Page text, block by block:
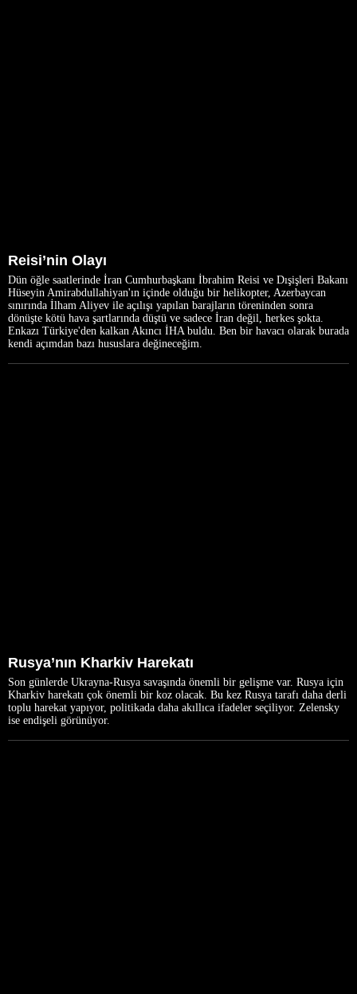
Reisi’nin Olayı
Dün öğle saatlerinde İran Cumhurbaşkanı İbrahim Reisi ve Dışişleri Bakanı
Hüseyin Amirabdullahiyan'ın içinde olduğu bir helikopter, Azerbaycan
sınırında İlham Aliyev ile açılışı yapılan barajların töreninden sonra
dönüşte kötü hava şartlarında düştü ve sadece İran değil, herkes şokta.
Enkazı Türkiye'den kalkan Akıncı İHA buldu. Ben bir havacı olarak burada
kendi açımdan bazı hususlara değineceğim.
Rusya’nın Kharkiv Harekatı
Son günlerde Ukrayna-Rusya savaşında önemli bir gelişme var. Rusya için
Kharkiv harekatı çok önemli bir koz olacak. Bu kez Rusya tarafı daha derli
toplu harekat yapıyor, politikada daha akıllıca ifadeler seçiliyor. Zelensky
ise endişeli görünüyor.